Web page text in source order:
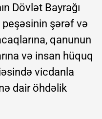
Dövlət Bayrağı
şərəf və
qanunun
və insan hüquq
vicdanla
dair öhdəlik